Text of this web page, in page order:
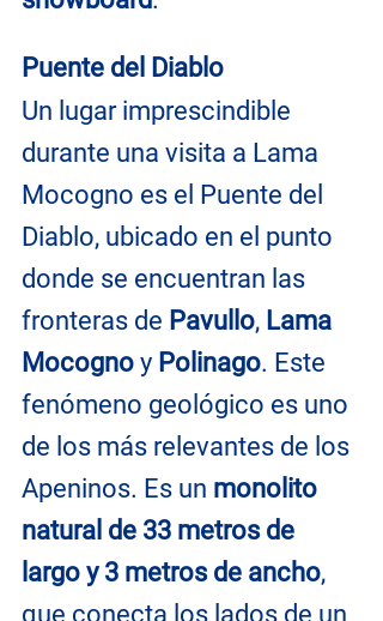
Puente del Diablo
Un lugar imprescindible
durante una visita a Lama
Mocogno es el Puente del
Diablo, ubicado en el punto
donde se encuentran las
fronteras de Pavullo, Lama
Mocogno y Polinago. Este
fenómeno geológico es uno
de los más relevantes de los
Apeninos. Es un monolito
natural de 33 metros de
largo y 3 metros de ancho,
que conecta los lados de un